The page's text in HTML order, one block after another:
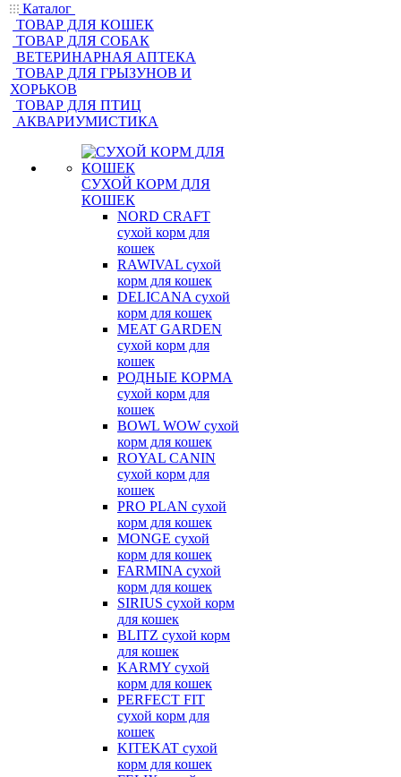
Каталог
ТОВАР ДЛЯ КОШЕК
ТОВАР ДЛЯ СОБАК
ВЕТЕРИНАРНАЯ АПТЕКА
ТОВАР ДЛЯ ГРЫЗУНОВ И
ХОРЬКОВ
ТОВАР ДЛЯ ПТИЦ
АКВАРИУМИСТИКА
СУХОЙ КОРМ ДЛЯ
КОШЕК
NORD CRAFT
сухой корм для
кошек
RAWIVAL сухой
корм для кошек
DELICANA сухой
корм для кошек
MEAT GARDEN
сухой корм для
кошек
РОДНЫЕ КОРМА
сухой корм для
кошек
BOWL WOW сухой
корм для кошек
ROYAL CANIN
сухой корм для
кошек
PRO PLAN сухой
корм для кошек
MONGE сухой
корм для кошек
FARMINA сухой
корм для кошек
SIRIUS сухой корм
для кошек
BLITZ сухой корм
для кошек
KARMY сухой
корм для кошек
PERFECT FIT
сухой корм для
кошек
KITEKAT сухой
корм для кошек